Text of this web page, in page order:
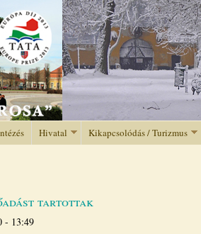
Jump to
Hivatal Kikapcsolódás / Turizmus
tartottak
- 13:49